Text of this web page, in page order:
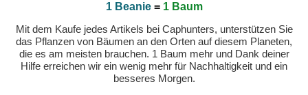
1 Beanie= 1 Baum
Mit dem Kaufe jedes Artikels bei Caphunters, unterstützen Sie
das Pflanzen von Bäumen an den Orten auf diesem Planeten,
die es am meisten brauchen. 1 Baum mehr und Dank deiner
Hilfe erreichen wir ein wenig mehr für Nachhaltigkeit und ein
besseres Morgen.